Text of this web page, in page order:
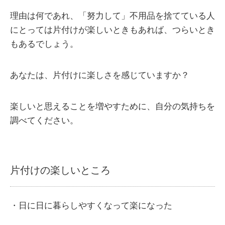
理由は何であれ、「努力して」不用品を捨てている人
にとっては片付けが楽しいときもあれば、つらいとき
もあるでしょう。
あなたは、片付けに楽しさを感じていますか？
楽しいと思えることを増やすために、自分の気持ちを
調べてください。
片付けの楽しいところ
・日に日に暮らしやすくなって楽になった